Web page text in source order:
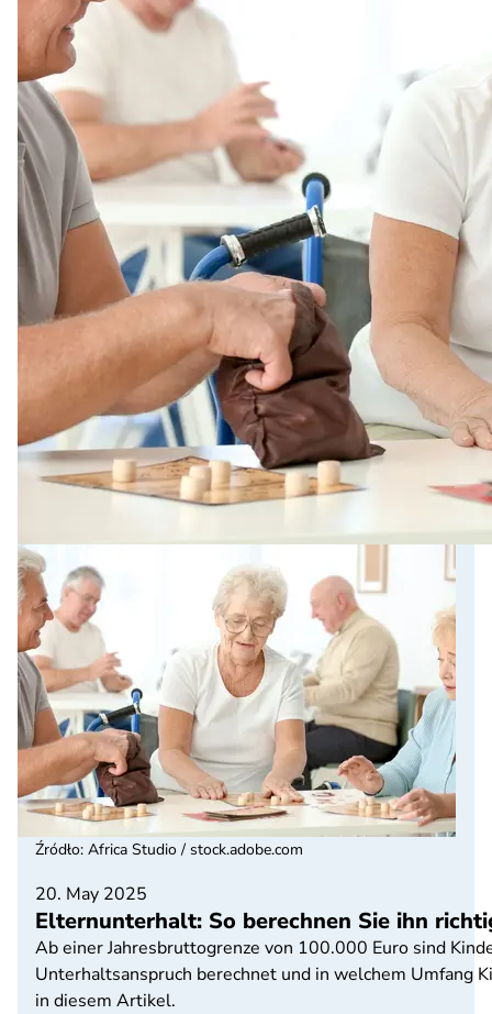
20. May 2025
Elternunterhalt: So berechnen Sie ihn
Ab einer Jahresbruttogrenze von 100.000 Euro sind
Unterhaltsanspruch berechnet und in welchem Umfang
in diesem Artikel.
Źródło: Africa Studio / stock.adobe.com